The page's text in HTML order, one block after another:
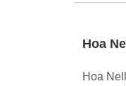
Hoa
Hoa